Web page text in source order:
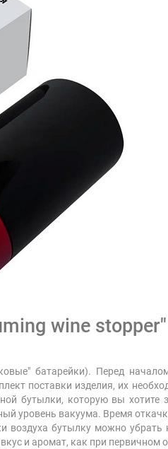
wine
батарейки). Перед
поставки изделия, их
бутылки, которую вы хотите
уровень вакуума. Время
воздуха бутылку можно убрать
и аромат, как при первичном